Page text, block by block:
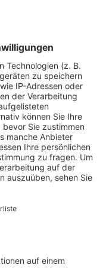
Häuser in dem
kommt unter
aus einer
aus der
Energie
auch
Frank Rock ist
werden
stolz darauf,
ist.